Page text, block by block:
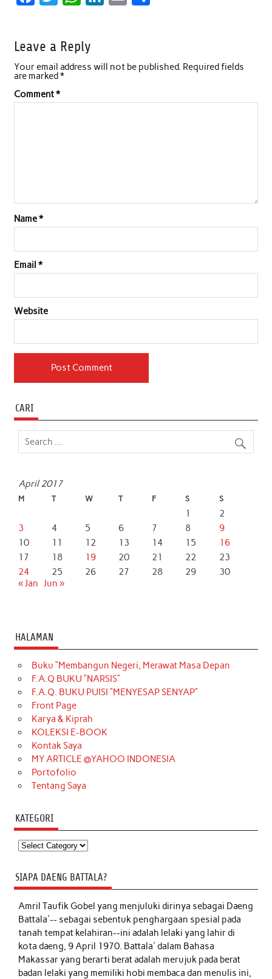
e
b
o
t
e
r
t
s
p
e
I
l
e
Leave a Reply
Your email address will not be published. Required fields
are marked*
Comment*
Name*
Email *
Website
CARI
April 2017
M T W T F S S
1
2
3
4 5 6 7 8
9
10
11 12 13 14 15
16
17
18 19 20 21 22
23
24
25 26 27 28 29
30
« Jan Jun »
HALAMAN
Buku “Membangun Negeri, Merawat Masa Depan
F.A.Q BUKU “NARSIS”
F.A.Q. BUKU PUISI “MENYESAP SENYAP”
Front Page
Karya & Kiprah
KOLEKSI E-BOOK
Kontak Saya
MY ARTICLE @YAHOO INDONESIA
Portofolio
Tentang Saya
KATEGORI
Kategori
SIAPA DAENG BATTALA?
Amril Taufik Gobelyang menjuluki dirinya sebagai Daeng
Battala'-- sebagai sebentuk penghargaan spesial pada
tanah tempat kelahiran--ini adalah lelaki yang lahir di
kota daeng, 9 April 1970. Battala' dalam Bahasa
Makassar yang berarti berat adalah merujuk pada berat
badan lelaki yang memiliki hobi membaca dan menulis ini,